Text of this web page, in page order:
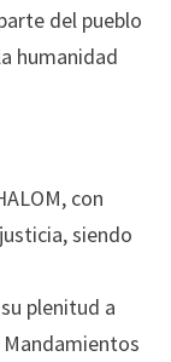
del pueblo
humanidad
con
siendo
plenitud a